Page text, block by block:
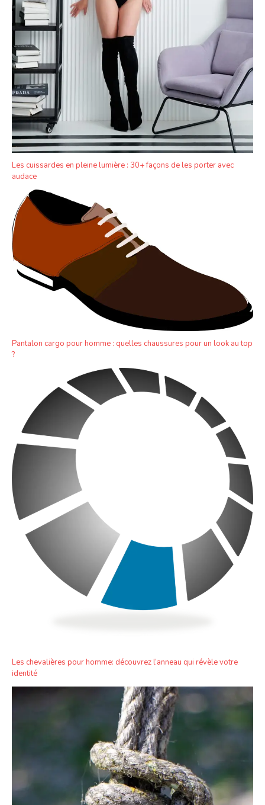
Les cuissardes en pleine lumière : 30+ façons de les porter avec
audace
Pantalon cargo pour homme : quelles chaussures pour un look au top
?
Les chevalières pour homme: découvrez l’anneau qui révèle votre
identité